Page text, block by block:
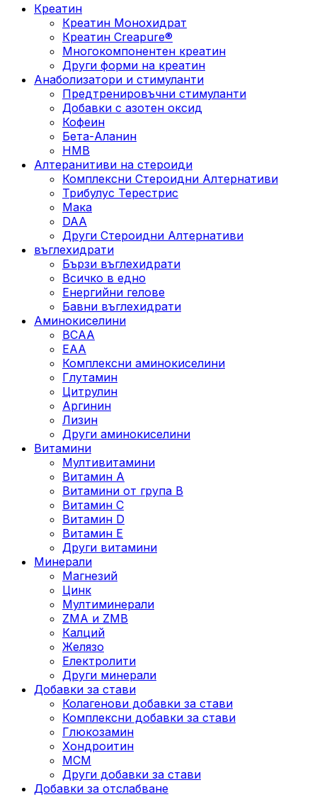
Креатин
Креатин Монохидрат
Креатин Creapure®
Многокомпонентен креатин
Други форми на креатин
Анаболизатори и стимуланти
Предтренировъчни стимуланти
Добавки с азотен оксид
Кофеин
Бета-Аланин
HMB
Алтеранитиви на стероиди
Комплексни Стероидни Алтернативи
Трибулус Терестрис
Maка
DAA
Други Стероидни Алтернативи
въглехидрати
Бързи въглехидрати
Всичко в едно
Енергийни гелове
Бавни въглехидрати
Аминокиселини
BCAA
EAA
Комплексни аминокиселини
Глутамин
Цитрулин
Аргинин
Лизин
Други аминокиселини
Витамини
Мултивитамини
Витамин А
Витамини от група B
Витамин C
Витамин D
Витамин E
Други витамини
Минерали
Магнезий
Цинк
Мултиминерали
ZMA и ZMB
Калций
Желязо
Електролити
Други минерали
Добавки за стави
Колагенови добавки за стави
Комплексни добавки за стави
Глюкозамин
Хондроитин
МСМ
Други добавки за стави
Добавки за отслабване